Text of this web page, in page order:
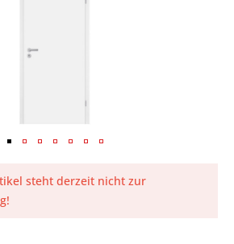
steht derzeit nicht zur